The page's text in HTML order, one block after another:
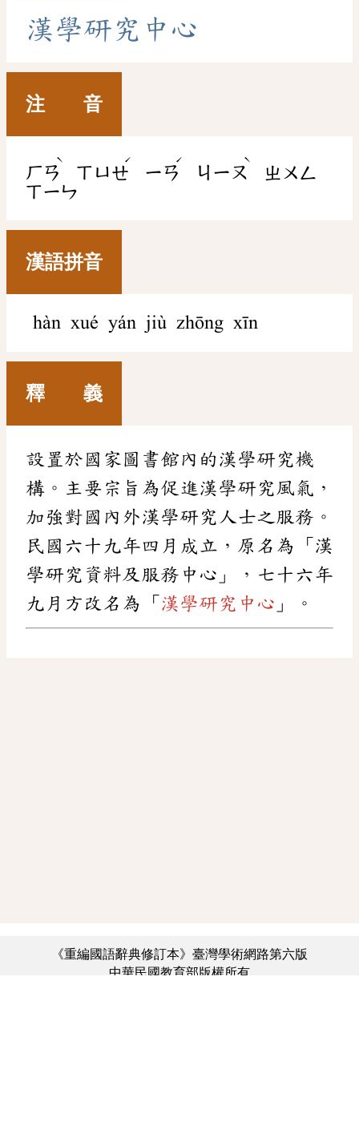
漢學研究 中 心
注 音
ㄏㄢ
ˋ
ㄒㄩㄝ
ˊ
ㄧㄢ
ˊ
ㄐㄧㄡ
ˋ
ㄓㄨㄥ
ㄒㄧㄣ
漢語拼音
hàn xué yán jiù zhōng xīn
釋 義
設置於國家圖書館內的漢學研究機
構。主要宗旨為促進漢學研究風氣，
加強對國內外漢學研究人士之服務。
民國六十九年四月成立，原名為「漢
學研究資料及服務中心」，七十六年
九月方改名為「 漢學研究中心 」。
《重編國語辭典修訂本》臺灣學術網路第六版
中華民國教育部版權所有